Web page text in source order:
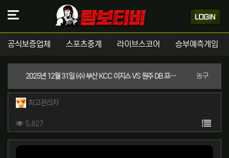
공식보증업체 스포츠중계 라이브스코어 승부예측게임
2025년 12월 31일 (수) 부산 KCC 이지스 VS 원주 DB 프로미 KBL 스포츠분석 농구분류
작성자 정보
최고관리자작성
컨텐츠 정보
5,827조회 목록
본문